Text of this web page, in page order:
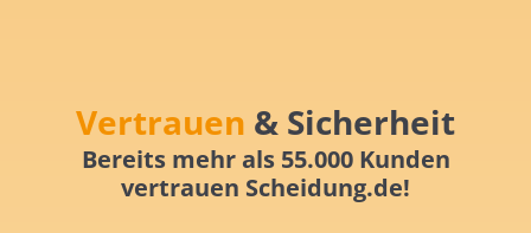
Vertrauen & Sicherheit
Bereits mehr als 55.000 Kunden
vertrauen Scheidung.de!